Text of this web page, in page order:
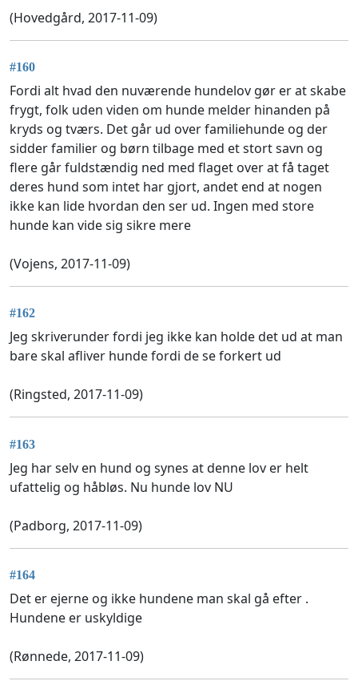
(Hovedgård, 2017-11-09)
#160
Fordi alt hvad den nuværende hundelov gør er at skabe
frygt, folk uden viden om hunde melder hinanden på
kryds og tværs. Det går ud over familiehunde og der
sidder familier og børn tilbage med et stort savn og
flere går fuldstændig ned med flaget over at få taget
deres hund som intet har gjort, andet end at nogen
ikke kan lide hvordan den ser ud. Ingen med store
hunde kan vide sig sikre mere
(Vojens, 2017-11-09)
#162
Jeg skriverunder fordi jeg ikke kan holde det ud at man
bare skal afliver hunde fordi de se forkert ud
(Ringsted, 2017-11-09)
#163
Jeg har selv en hund og synes at denne lov er helt
ufattelig og håbløs. Nu hunde lov NU
(Padborg, 2017-11-09)
#164
Det er ejerne og ikke hundene man skal gå efter .
Hundene er uskyldige
(Rønnede, 2017-11-09)